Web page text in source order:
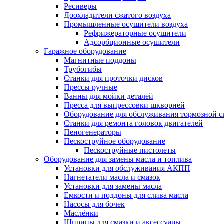
Ресиверы
Доохладители сжатого воздуха
Промышленные осушители воздуха
Рефрижераторные осушители
Адсорбционные осушители
Гаражное оборудование
Магнитные поддоны
Трубогибы
Станки для проточки дисков
Прессы ручные
Ванны для мойки деталей
Пресса для выпрессовки шкворней
Оборудование для обслуживания тормозной
Станки для ремонта головок двигателей
Пеногенераторы
Пескоструйное оборудование
Пескоструйные пистолеты
Оборудование для замены масла и топлива
Установки для обслуживания АКПП
Нагнетатели масла и смазок
Установки для замены масла
Емкости и поддоны для слива масла
Насосы для бочек
Маслёнки
Шприцы для смазки и аксессуары